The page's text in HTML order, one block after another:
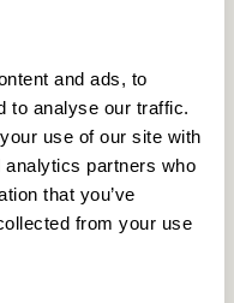
and ads, to
to analyse our traffic.
use of our site with
partners who
that you’ve
from your use